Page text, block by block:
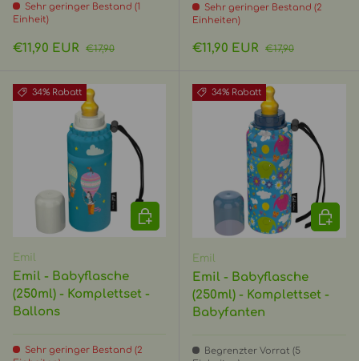
Sehr geringer Bestand (1
Einheit)
Verkaufspreis
€11,90 EUR Normaler Preis
€17,90
Sehr geringer Bestand (2
Einheiten)
Verkaufspreis
€11,90 EUR Normaler Preis
€17,90
34% Rabatt
Emil
Emil - Babyflasche
(250ml) - Komplettset -
Ballons
Sehr geringer Bestand (2
IN DEN WARENKORB
34% Rabatt
Emil
Emil - Babyflasche
(250ml) - Komplettset -
Babyfanten
Begrenzter Vorrat (5
IN DEN